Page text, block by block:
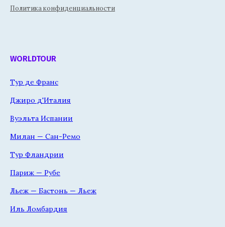
Политика конфиденциальности
WORLDTOUR
Тур де Франс
Джиро д'Италия
Вуэльта Испании
Милан — Сан-Ремо
Тур Фландрии
Париж — Рубе
Льеж — Бастонь — Льеж
Иль Ломбардия